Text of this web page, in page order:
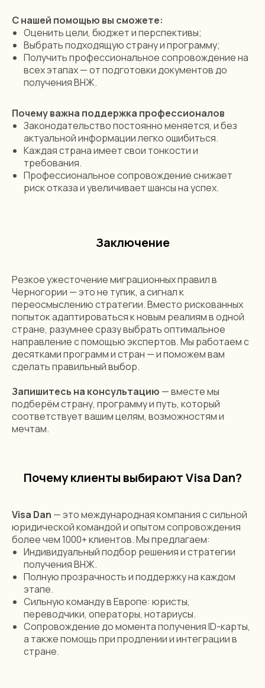
С нашей помощью вы сможете:
Оценить цели, бюджет и перспективы;
Выбрать подходящую страну и программу;
Получить профессиональное сопровождение на
всех этапах — от подготовки документов до
получения ВНЖ.
Почему важна поддержка профессионалов
Законодательство постоянно меняется, и без
актуальной информации легко ошибиться.
Каждая страна имеет свои тонкости и
требования.
Профессиональное сопровождение снижает
риск отказа и увеличивает шансы на успех.
Заключение
Резкое ужесточение миграционных правил в
Черногории — это не тупик, а сигнал к
переосмыслению стратегии. Вместо рискованных
попыток адаптироваться к новым реалиям в одной
стране, разумнее сразу выбрать оптимальное
направление с помощью экспертов. Мы работаем с
десятками программ и стран — и поможем вам
сделать правильный выбор.
Запишитесь на консультацию — вместе мы
подберём страну, программу и путь, который
соответствует вашим целям, возможностям и
мечтам.
Почему клиенты выбирают Visa Dan?
Visa Dan — это международная компания с сильной
юридической командой и опытом сопровождения
более чем 1000+ клиентов. Мы предлагаем:
Индивидуальный подбор решения и стратегии
получения ВНЖ.
Полную прозрачность и поддержку на каждом
этапе.
Сильную команду в Европе: юристы,
переводчики, операторы, нотариусы.
Сопровождение до момента получения ID-карты,
а также помощь при продлении и интеграции в
стране.
Сделайте шаг
к мечте уже сегодня
Или свяжитесь с нами напрямую
Оставьте заявкуи узнайте,
что поможет в вашей ситуации!
+44 (7584) 850-645
© 2024. Все права защищены